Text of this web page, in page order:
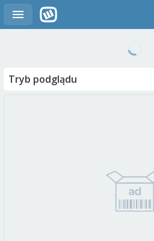
Tryb podglądu